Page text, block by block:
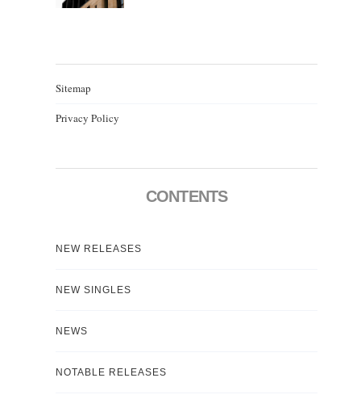
Sitemap
Privacy Policy
CONTENTS
NEW RELEASES
NEW SINGLES
NEWS
NOTABLE RELEASES